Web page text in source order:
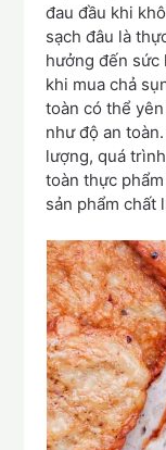
đau đầu khi
sạch đâu là
hưởng đến sức
khi mua chả
toàn có thể
như độ an toàn.
lượng, quá
toàn thực
sản phẩm chất